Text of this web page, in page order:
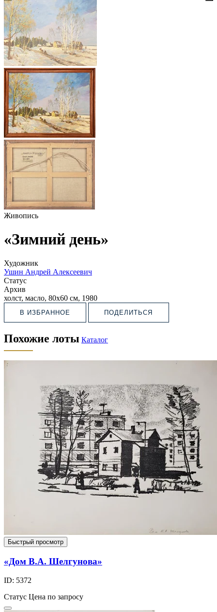
Живопись
«Зимний день»
Художник
Ушин Андрей Алексеевич
Статус
Архив
холст, масло, 80х60 см, 1980
В ИЗБРАННОЕ ПОДЕЛИТЬСЯ
Похожие лоты Каталог
Быстрый просмотр
«Дом В.А. Шелгунова»
ID: 5372
Статус Цена по запросу